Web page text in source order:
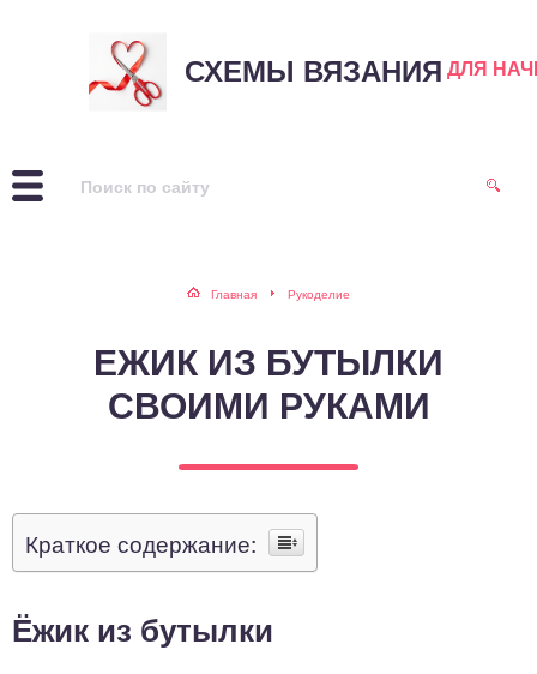
СХЕМЫ ВЯЗАНИЯ ДЛЯ
Главная Рукоделие
ЕЖИК ИЗ БУТЫЛКИ
СВОИМИ РУКАМИ
Краткое содержание:
Ёжик из бутылки